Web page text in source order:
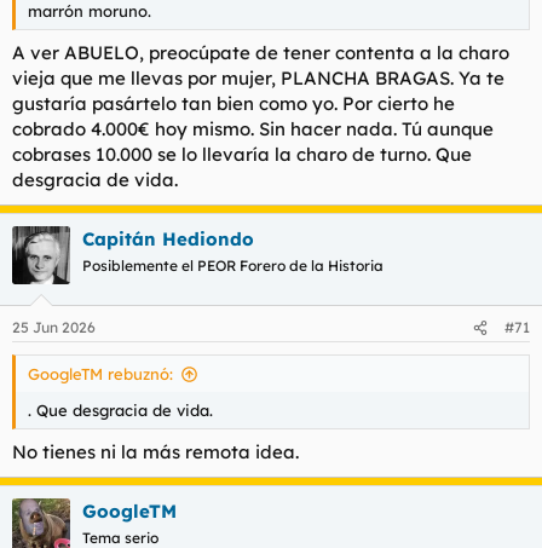
marrón moruno.
A ver ABUELO, preocúpate de tener contenta a la charo
vieja que me llevas por mujer, PLANCHA BRAGAS. Ya te
gustaría pasártelo tan bien como yo. Por cierto he
cobrado 4.000€ hoy mismo. Sin hacer nada. Tú aunque
cobrases 10.000 se lo llevaría la charo de turno. Que
desgracia de vida.
Capitán Hediondo
Posiblemente el PEOR Forero de la Historia
25 Jun 2026 #71
GoogleTM rebuznó:
. Que desgracia de vida.
No tienes ni la más remota idea.
GoogleTM
Tema serio